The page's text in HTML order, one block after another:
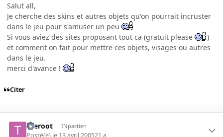
Salut all,
Je cherche des skins et autres objets qu'on pourrait incruster
dans le jeu pour s'amuser un peu
Si vous aviez des sites proposant tout ca (gratuit please
)
et comment on fait pour mettre ces objets, visages ou autres
dans le jeu.
merci d'avance !
Citer
theroot INpactien
Posté(e) le 13 avril 200521 a